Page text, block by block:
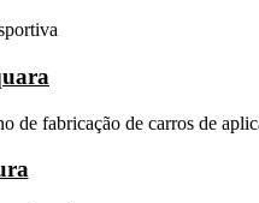
de fabricação de carros de